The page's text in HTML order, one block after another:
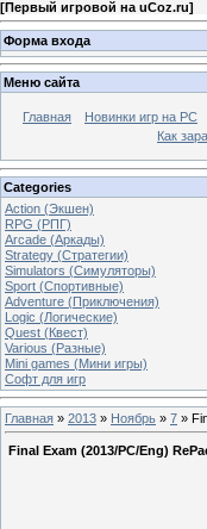
[Первый игровой на uCoz.ru]
Форма входа
Меню сайта
Главная Новинки игр на PC
Как
Categories
Action (Экшен)
RPG (РПГ)
Arcade (Аркады)
Strategy (Стратегии)
Simulators (Симуляторы)
Sport (Спортивные)
Adventure (Приключения)
Logic (Логические)
Quest (Квест)
Various (Разные)
Mini games (Мини игры)
Софт для игр
Главная » 2013 » Ноябрь » 7 »
Final Exam (2013/PC/Eng)